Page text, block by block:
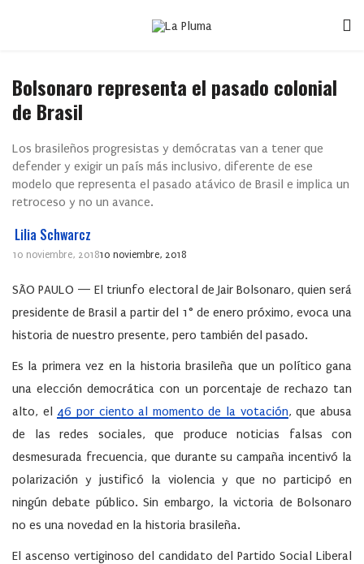
Bolsonaro representa el pasado colonial
de Brasil
Los brasileños progresistas y demócratas van a tener que
defender y exigir un país más inclusivo, diferente de ese
modelo que representa el pasado atávico de Brasil e implica un
retroceso y no un avance.
Lilia Schwarcz
10 noviembre, 201810 noviembre, 2018
SÃO PAULO — El triunfo electoral de Jair Bolsonaro, quien será
presidente de Brasil a partir del 1° de enero próximo, evoca una
historia de nuestro presente, pero también del pasado.
Es la primera vez en la historia brasileña que un político gana
una elección democrática con un porcentaje de rechazo tan
alto, el 46 por ciento al momento de la votación, que abusa
de las redes sociales, que produce noticias falsas con
desmesurada frecuencia, que durante su campaña incentivó la
polarización y justificó la violencia y que no participó en
ningún debate público. Sin embargo, la victoria de Bolsonaro
no es una novedad en la historia brasileña.
El ascenso vertiginoso del candidato del Partido Social Liberal